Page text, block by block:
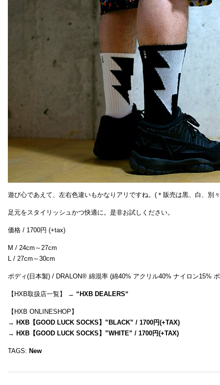
遊び心であえて、左右色違いもかなりアリですね。(＊販売は黒、白、別
足元をスタイリッシュかつ快適に。是非お試しください。
価格 / 1700円 (+tax)
M / 24cm～27cm
L / 27cm～30cm
ボディ(日本製) / DRALON® 綿混率 (綿40% アクリル40% ナイロン15%
【HXB取扱店一覧】 → “HXB DEALERS“
【HXB ONLINESHOP】
→ HXB【GOOD LUCK SOCKS】”BLACK” / 1700円(+TAX)
→ HXB【GOOD LUCK SOCKS】”WHITE” / 1700円(+TAX)
TAGS: New